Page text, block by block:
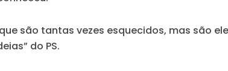
são tantas vezes esquecidos, mas são
do PS.